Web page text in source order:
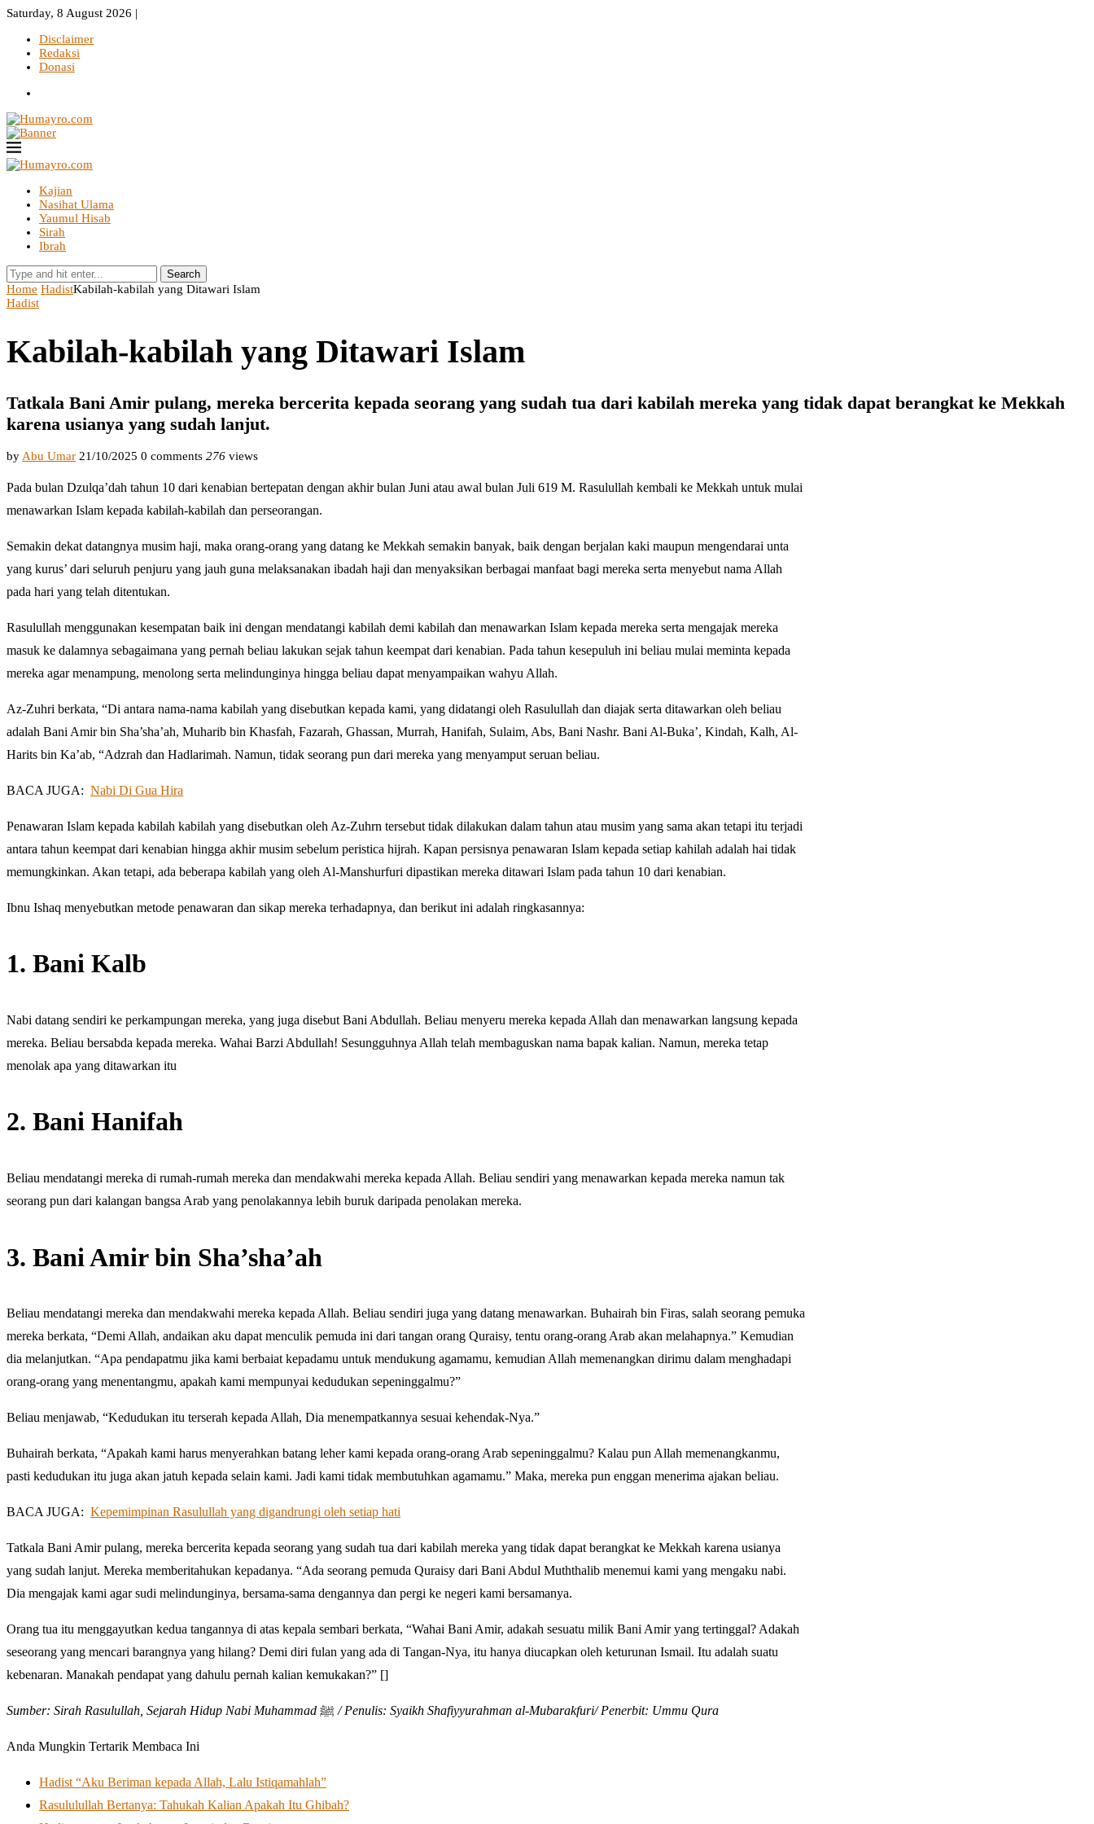
Saturday, 8 August 2026 |
Disclaimer
Redaksi
Donasi
Kajian
Nasihat Ulama
Yaumul Hisab
Sirah
Ibrah
Search
Home HadistKabilah-kabilah yang Ditawari Islam
Hadist
Kabilah-kabilah yang Ditawari Islam
Tatkala Bani Amir pulang, mereka bercerita kepada seorang yang sudah tua dari kabilah mereka yang tidak dapat berangkat ke Mekkah
karena usianya yang sudah lanjut.
by Abu Umar 21/10/2025 0 comments 276 views
Pada bulan Dzulqa’dah tahun 10 dari kenabian bertepatan dengan akhir bulan Juni atau awal bulan Juli 619 M. Rasulullah kembali ke Mekkah untuk mulai
menawarkan Islam kepada kabilah-kabilah dan perseorangan.
Semakin dekat datangnya musim haji, maka orang-orang yang datang ke Mekkah semakin banyak, baik dengan berjalan kaki maupun mengendarai unta
yang kurus’ dari seluruh penjuru yang jauh guna melaksanakan ibadah haji dan menyaksikan berbagai manfaat bagi mereka serta menyebut nama Allah
pada hari yang telah ditentukan.
Rasulullah menggunakan kesempatan baik ini dengan mendatangi kabilah demi kabilah dan menawarkan Islam kepada mereka serta mengajak mereka
masuk ke dalamnya sebagaimana yang pernah beliau lakukan sejak tahun keempat dari kenabian. Pada tahun kesepuluh ini beliau mulai meminta kepada
mereka agar menampung, menolong serta melindunginya hingga beliau dapat menyampaikan wahyu Allah.
Az-Zuhri berkata, “Di antara nama-nama kabilah yang disebutkan kepada kami, yang didatangi oleh Rasulullah dan diajak serta ditawarkan oleh beliau
adalah Bani Amir bin Sha’sha’ah, Muharib bin Khasfah, Fazarah, Ghassan, Murrah, Hanifah, Sulaim, Abs, Bani Nashr. Bani Al-Buka’, Kindah, Kalh, Al-
Harits bin Ka’ab, “Adzrah dan Hadlarimah. Namun, tidak seorang pun dari mereka yang menyamput seruan beliau.
BACA JUGA: Nabi Di Gua Hira
Penawaran Islam kepada kabilah kabilah yang disebutkan oleh Az-Zuhrn tersebut tidak dilakukan dalam tahun atau musim yang sama akan tetapi itu terjadi
antara tahun keempat dari kenabian hingga akhir musim sebelum peristica hijrah. Kapan persisnya penawaran Islam kepada setiap kahilah adalah hai tidak
memungkinkan. Akan tetapi, ada beberapa kabilah yang oleh Al-Manshurfuri dipastikan mereka ditawari Islam pada tahun 10 dari kenabian.
Ibnu Ishaq menyebutkan metode penawaran dan sikap mereka terhadapnya, dan berikut ini adalah ringkasannya:
1. Bani Kalb
Nabi datang sendiri ke perkampungan mereka, yang juga disebut Bani Abdullah. Beliau menyeru mereka kepada Allah dan menawarkan langsung kepada
mereka. Beliau bersabda kepada mereka. Wahai Barzi Abdullah! Sesungguhnya Allah telah membaguskan nama bapak kalian. Namun, mereka tetap
menolak apa yang ditawarkan itu
2. Bani Hanifah
Beliau mendatangi mereka di rumah-rumah mereka dan mendakwahi mereka kepada Allah. Beliau sendiri yang menawarkan kepada mereka namun tak
seorang pun dari kalangan bangsa Arab yang penolakannya lebih buruk daripada penolakan mereka.
3. Bani Amir bin Sha’sha’ah
Beliau mendatangi mereka dan mendakwahi mereka kepada Allah. Beliau sendiri juga yang datang menawarkan. Buhairah bin Firas, salah seorang pemuka
mereka berkata, “Demi Allah, andaikan aku dapat menculik pemuda ini dari tangan orang Quraisy, tentu orang-orang Arab akan melahapnya.” Kemudian
dia melanjutkan. “Apa pendapatmu jika kami berbaiat kepadamu untuk mendukung agamamu, kemudian Allah memenangkan dirimu dalam menghadapi
orang-orang yang menentangmu, apakah kami mempunyai kedudukan sepeninggalmu?”
Beliau menjawab, “Kedudukan itu terserah kepada Allah, Dia menempatkannya sesuai kehendak-Nya.”
Buhairah berkata, “Apakah kami harus menyerahkan batang leher kami kepada orang-orang Arab sepeninggalmu? Kalau pun Allah memenangkanmu,
pasti kedudukan itu juga akan jatuh kepada selain kami. Jadi kami tidak membutuhkan agamamu.” Maka, mereka pun enggan menerima ajakan beliau.
BACA JUGA: Kepemimpinan Rasulullah yang digandrungi oleh setiap hati
Tatkala Bani Amir pulang, mereka bercerita kepada seorang yang sudah tua dari kabilah mereka yang tidak dapat berangkat ke Mekkah karena usianya
yang sudah lanjut. Mereka memberitahukan kepadanya. “Ada seorang pemuda Quraisy dari Bani Abdul Muththalib menemui kami yang mengaku nabi.
Dia mengajak kami agar sudi melindunginya, bersama-sama dengannya dan pergi ke negeri kami bersamanya.
Orang tua itu menggayutkan kedua tangannya di atas kepala sembari berkata, “Wahai Bani Amir, adakah sesuatu milik Bani Amir yang tertinggal? Adakah
seseorang yang mencari barangnya yang hilang? Demi diri fulan yang ada di Tangan-Nya, itu hanya diucapkan oleh keturunan Ismail. Itu adalah suatu
kebenaran. Manakah pendapat yang dahulu pernah kalian kemukakan?” []
Sumber: Sirah Rasulullah, Sejarah Hidup Nabi Muhammad / Penulis: Syaikh Shafiyyurahman al-Mubarakfuri/ Penerbit: Ummu Qura
Anda Mungkin Tertarik Membaca Ini
Hadist “Aku Beriman kepada Allah, Lalu Istiqamahlah”
Rasululullah Bertanya: Tahukah Kalian Apakah Itu Ghibah?